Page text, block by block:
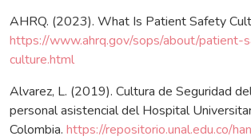
AHRQ. (2023). What Is Patient Safety
https://www.ahrq.gov/sops/about/patient-
culture.html
Alvarez, L. (2019). Cultura de Seguridad
personal asistencial del Hospital
Colombia. https://repositorio.unal.edu.co/